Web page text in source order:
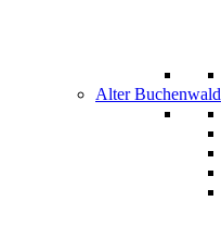
Alter Buchenwald